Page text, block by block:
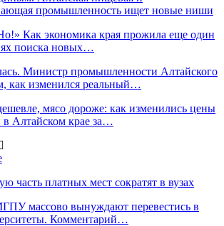
промышленность ищет новые ниши
Как экономика края прожила еще один
поиска новых…
Министр промышленности Алтайского
как изменился реальный…
мясо дороже: как изменились цены
в Алтайском крае за…
часть платных мест сократят в вузах
массово вынуждают перевестись в
Комментарий…